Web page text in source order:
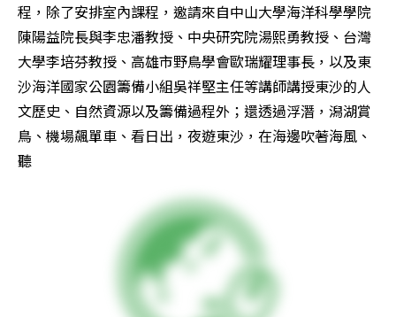
程，除了安排室內課程，邀請來自中山大學海洋科學學院
陳陽益院長與李忠潘教授、中央研究院湯熙勇教授、台灣
大學李培芬教授、高雄市野鳥學會歐瑞耀理事長，以及東
沙海洋國家公園籌備小組吳祥堅主任等講師講授東沙的人
文歷史、自然資源以及籌備過程外；還透過浮潛，潟湖賞
鳥、機場飆單車、看日出，夜遊東沙，在海邊吹著海風、
聽